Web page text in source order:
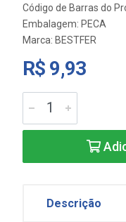
Código de Barras do
Embalagem: PECA
Marca: BESTFER
R$ 9,93
Descrição